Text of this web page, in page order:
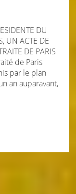
DU
UN ACTE DE
DE PARIS
de Paris
par le plan
an auparavant,